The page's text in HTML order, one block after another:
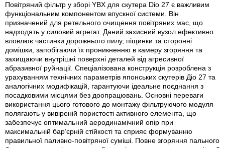
Повітряний фільтр у зборі YBX для скутера Dio 27 є важливим
функціональним компонентом впускної системи. Він
призначений для ретельного очищення повітряних мас, що
надходять у силовий агрегат. Даний захисний вузол ефективно
вловлює частинки дорожнього пилу, піщинки та сторонні
домішки, запобігаючи їх проникненню в камеру згоряння та
захищаючи внутрішні поверхні деталей від агресивної
абразивної руйнації. Спеціалізована конструкція розроблена з
урахуванням технічних параметрів японських скутерів Діо 27 та
аналогічних модифікацій, гарантуючи ідеальне поєднання з
посадковими місцями без доопрацювань. Основні переваги
використання цього готового до монтажу фільтруючого модуля
полягають у вивіреній пористості активного елемента, що
забезпечує оптимальний аеродинамічний опір при
максимальній бар’єрній стійкості та сприяє формуванню
правильної паливно-повітряної суміші. Повне згоряння пального